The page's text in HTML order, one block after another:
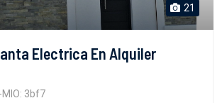
21
Electrica En Alquiler
MIO: 3bf7